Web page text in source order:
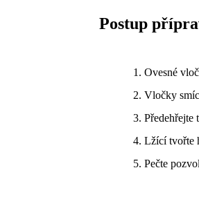
Postup
Ovesné
Vločky
Předehřejte
Lžící tvořte
Pečte